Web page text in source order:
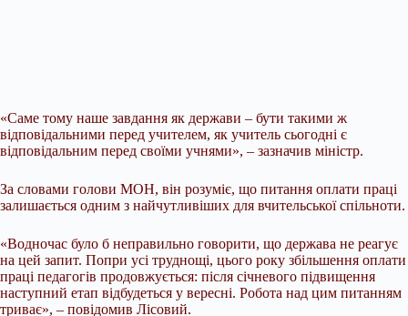
«Саме тому наше завдання як держави – бути такими ж
відповідальними перед учителем, як учитель сьогодні є
відповідальним перед своїми учнями», – зазначив міністр.
За словами голови МОН, він розуміє, що питання оплати праці
залишається одним з найчутливіших для вчительської спільноти.
«Водночас було б неправильно говорити, що держава не реагує
на цей запит. Попри усі труднощі, цього року збільшення оплати
праці педагогів продовжується: після січневого підвищення
наступний етап відбудеться у вересні. Робота над цим питанням
триває», – повідомив Лісовий.